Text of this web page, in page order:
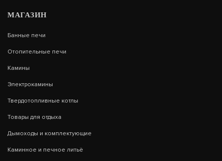
МАГАЗИН
Банные печи
Отопительные печи
Камины
Электрокамины
Твердотопливные котлы
Товары для отдыха
Дымоходы и комплектующие
Каминное и печное литьё